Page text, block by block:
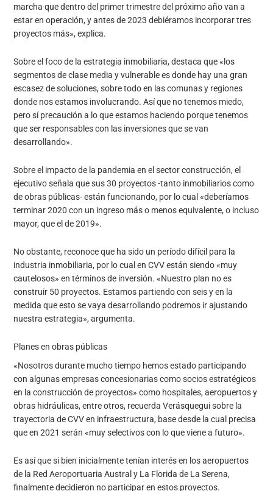
marcha que dentro del primer trimestre del próximo año van a
estar en operación, y antes de 2023 debiéramos incorporar tres
proyectos más», explica.
Sobre el foco de la estrategia inmobiliaria, destaca que «los
segmentos de clase media y vulnerable es donde hay una gran
escasez de soluciones, sobre todo en las comunas y regiones
donde nos estamos involucrando. Así que no tenemos miedo,
pero sí precaución a lo que estamos haciendo porque tenemos
que ser responsables con las inversiones que se van
desarrollando».
Sobre el impacto de la pandemia en el sector construcción, el
ejecutivo señala que sus 30 proyectos -tanto inmobiliarios como
de obras públicas- están funcionando, por lo cual «deberíamos
terminar 2020 con un ingreso más o menos equivalente, o incluso
mayor, que el de 2019».
No obstante, reconoce que ha sido un período difícil para la
industria inmobiliaria, por lo cual en CVV están siendo «muy
cautelosos» en términos de inversión. «Nuestro plan no es
construir 50 proyectos. Estamos partiendo con seis y en la
medida que esto se vaya desarrollando podremos ir ajustando
nuestra estrategia», argumenta.
Planes en obras públicas
«Nosotros durante mucho tiempo hemos estado participando
con algunas empresas concesionarias como socios estratégicos
en la construcción de proyectos» como hospitales, aeropuertos y
obras hidráulicas, entre otros, recuerda Verásquegui sobre la
trayectoria de CVV en infraestructura, base desde la cual precisa
que en 2021 serán «muy selectivos con lo que viene a futuro».
Es así que si bien inicialmente tenían interés en los aeropuertos
de la Red Aeroportuaria Austral y La Florida de La Serena,
finalmente decidieron no participar en estos proyectos.